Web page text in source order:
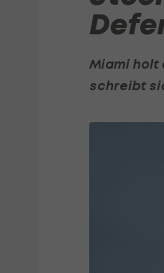
Miami holt
schreibt